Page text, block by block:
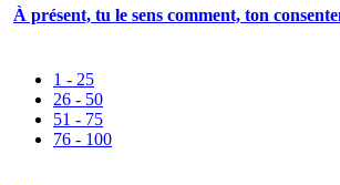
À présent, tu le sens comment, ton
1 - 25
26 - 50
51 - 75
76 - 100